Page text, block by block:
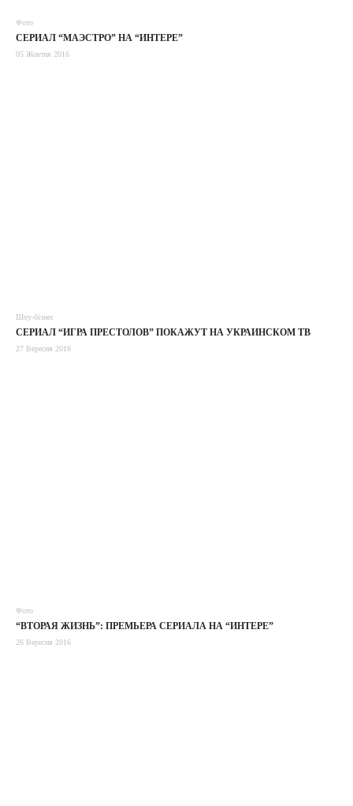
Фото
СЕРИАЛ “МАЭСТРО” НА “ИНТЕРЕ”
05 Жовтня 2016
Шоу-бізнес
СЕРИАЛ “ИГРА ПРЕСТОЛОВ” ПОКАЖУТ НА УКРАИНСКОМ ТВ
27 Вересня 2016
Фото
“ВТОРАЯ ЖИЗНЬ”: ПРЕМЬЕРА СЕРИАЛА НА “ИНТЕРЕ”
26 Вересня 2016